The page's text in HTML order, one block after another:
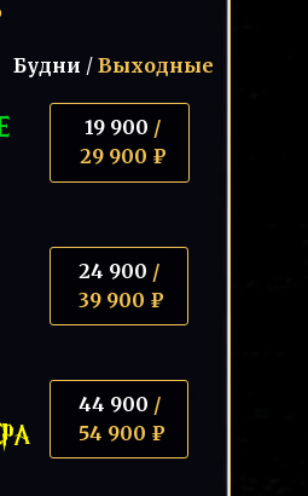
19 900 /
29 900 ₽
24 900 /
39 900 ₽
44 900 /
54 900 ₽
Будни / Выходные